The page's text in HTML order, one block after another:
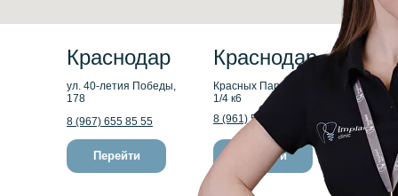
Перейти
Краснодар
Красных Партизан,
1/4 к6
8 (961) 580-50-05
Перейти
Краснодар
ул. 40-летия Победы,
178
8 (967) 655 85 55